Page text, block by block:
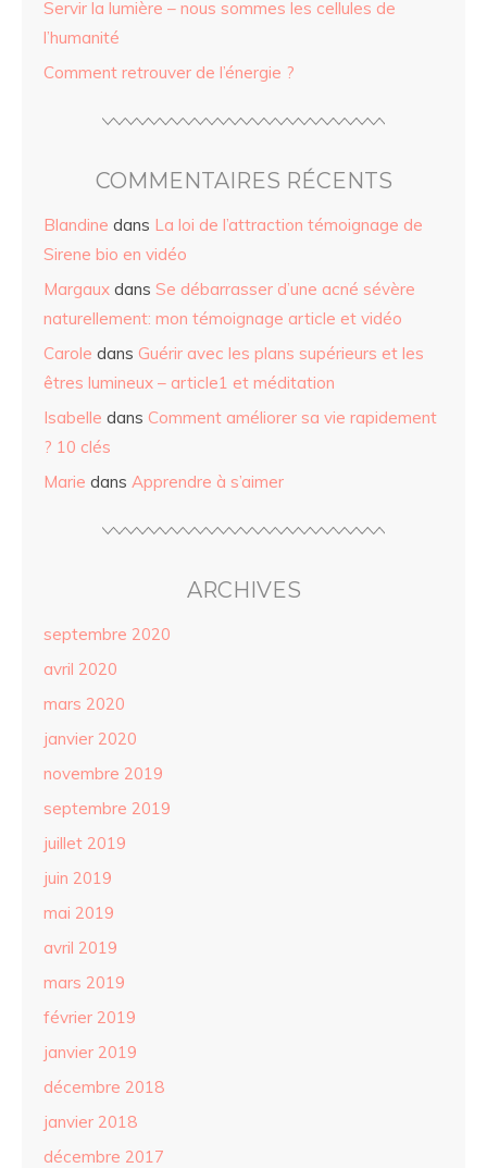
Servir la lumière – nous sommes les cellules de
l’humanité
Comment retrouver de l’énergie ?
COMMENTAIRES RÉCENTS
Blandine dans La loi de l’attraction témoignage de
Sirene bio en vidéo
Margaux dans Se débarrasser d’une acné sévère
naturellement: mon témoignage article et vidéo
Carole dans Guérir avec les plans supérieurs et les
êtres lumineux – article1 et méditation
Isabelle dans Comment améliorer sa vie rapidement
? 10 clés
Marie dans Apprendre à s’aimer
ARCHIVES
septembre 2020
avril 2020
mars 2020
janvier 2020
novembre 2019
septembre 2019
juillet 2019
juin 2019
mai 2019
avril 2019
mars 2019
février 2019
janvier 2019
décembre 2018
janvier 2018
décembre 2017